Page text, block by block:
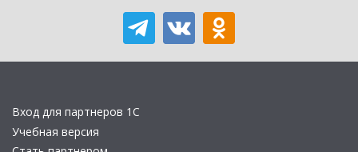
Вход для партнеров 1С
Учебная версия